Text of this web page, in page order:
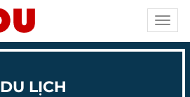
DU LỊCH